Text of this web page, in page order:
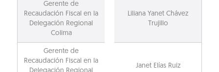
Gerente de
Recaudación Fiscal en la
Delegación Regional
Colima
Liliana Yanet Chávez
Trujillo
Gerente de
Recaudación Fiscal en la
Janet Elías Ruiz